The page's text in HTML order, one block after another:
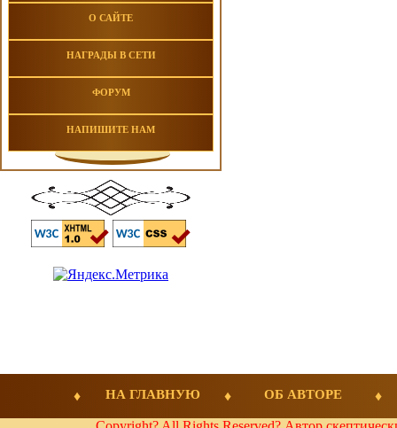
О САЙТЕ
НАГРАДЫ В СЕТИ
ФОРУМ
НАПИШИТЕ НАМ
НА ГЛАВНУЮ ОБ АВТОРЕ